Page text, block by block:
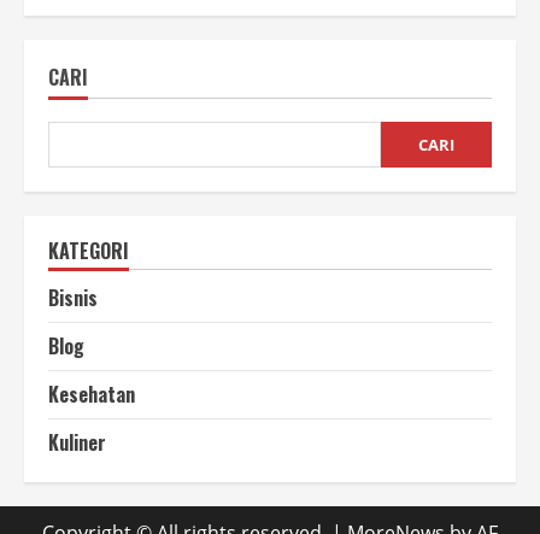
Menguntungkan
Membantu
CARI
CARI
KATEGORI
Bisnis
Blog
Kesehatan
Kuliner